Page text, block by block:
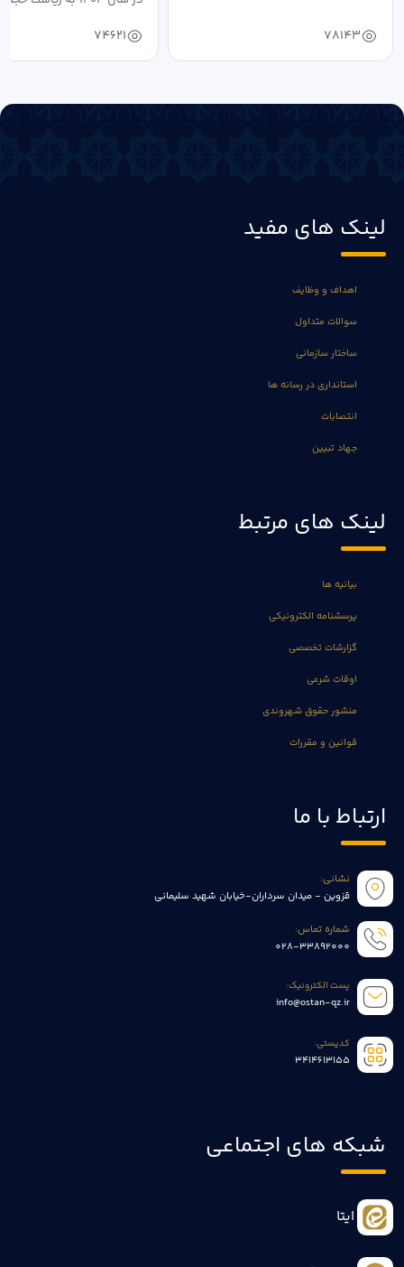
78143
74621
لینک های مفید
اهداف و وظایف
سوالات متداول
ساختار سازمانی
استانداری در رسانه ها
انتصابات
جهاد تبیین
لینک های مرتبط
بیانیه ها
پرسشنامه الکترونیکی
گزارشات تخصصی
اوقات شرعی
منشور حقوق شهروندی
قوانین و مقررات
ارتباط با ما
نشانی:
قزوین - میدان سرداران-خیابان شهید سلیمانی
شماره تماس:
028-33892000
پست الکترونیک:
info@ostan-qz.ir
کدپستی:
3414613155
شبکه های اجتماعی
ایتا